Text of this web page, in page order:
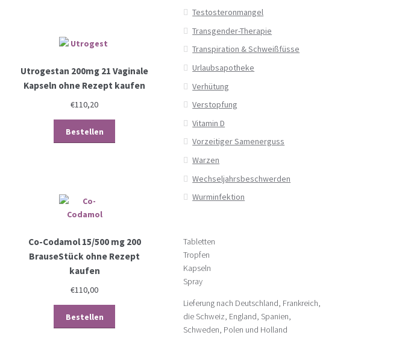
Utrogestan 200mg 21 Vaginale
Kapseln ohne Rezept kaufen
€110,20
Bestellen
Co-Codamol 15/500 mg 200
BrauseStück ohne Rezept
kaufen
€110,00
Bestellen
Testosteronmangel
Transgender-Therapie
Transpiration & Schweißfüsse
Urlaubsapotheke
Verhütung
Verstopfung
Vitamin D
Vorzeitiger Samenerguss
Warzen
Wechseljahrsbeschwerden
Wurminfektion
Tabletten
Tropfen
Kapseln
Spray
Lieferung nach Deutschland, Frankreich,
die Schweiz, England, Spanien,
Schweden, Polen und Holland